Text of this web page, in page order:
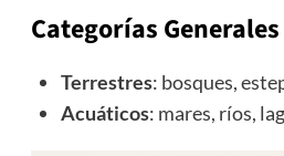
Categorías Generales
Terrestres: bosques,
Acuáticos: mares, ríos,